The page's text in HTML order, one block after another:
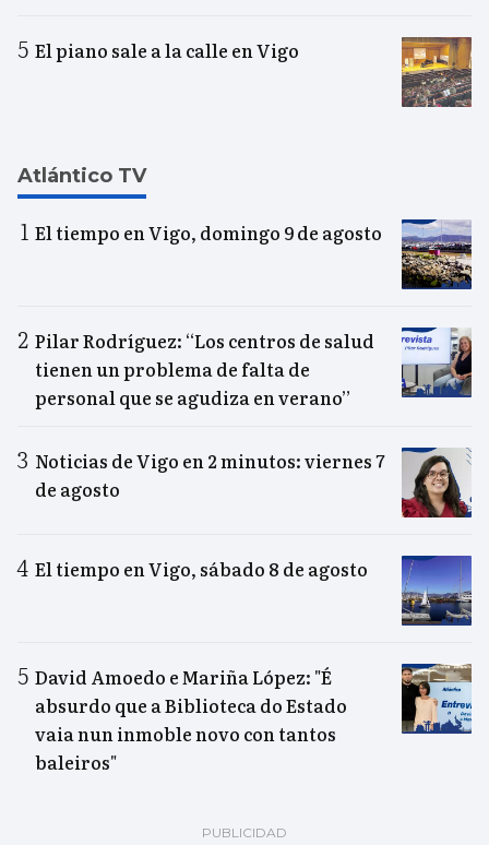
El piano sale a la calle en Vigo
Atlántico TV
El tiempo en Vigo, domingo 9 de agosto
Pilar Rodríguez: “Los centros de salud
tienen un problema de falta de
personal que se agudiza en verano”
Noticias de Vigo en 2 minutos: viernes 7
de agosto
El tiempo en Vigo, sábado 8 de agosto
David Amoedo e Mariña López: "É
absurdo que a Biblioteca do Estado
vaia nun inmoble novo con tantos
baleiros"